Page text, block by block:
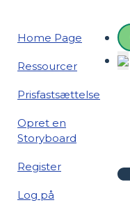
Home Page
Ressourcer
Prisfastsættelse
Opret en
Storyboard
Register
Log på